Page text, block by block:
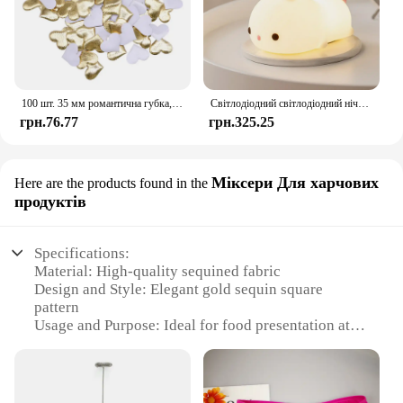
100 шт. 35 мм романтична губка, атласна тканина, пелюстки серця, весільні конфетті, стіл, ліжко, пелюстки серця, весільні прикраси до Дня Святого Валентина
грн.76.77
Світлодіодний світлодіодний нічник із кроликом із сенсорним датчиком RGB, 16 кольорів, силіконова лампа-кролик, що перезаряджається через USB, для дітей, дитяча іграшка, подарунок на фестиваль
грн.325.25
Here are the products found in the Міксери Для харчових
продуктів
Specifications:
Material: High-quality sequined fabric
Design and Style: Elegant gold sequin square
pattern
Usage and Purpose: Ideal for food presentation at
Shape or Size: Generously sized to fit a variety of
Performance and Property: Durable and reusable for